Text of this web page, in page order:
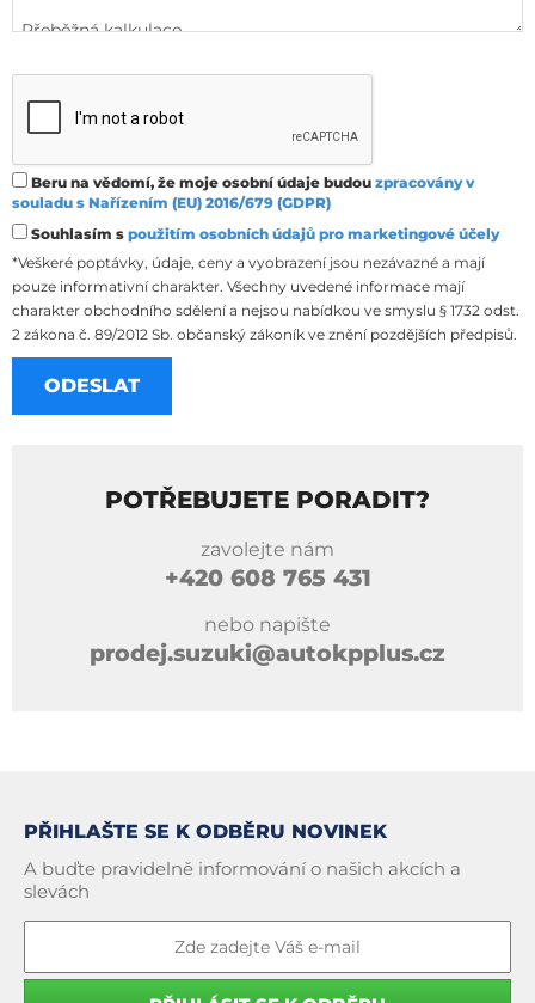
Beru na vědomí, že moje osobní údaje budou zpracovány v
souladu s Nařízením (EU) 2016/679 (GDPR)
Souhlasím s použitím osobních údajů pro marketingové účely
*Veškeré poptávky, údaje, ceny a vyobrazení jsou nezávazné a mají
pouze informativní charakter. Všechny uvedené informace mají
charakter obchodního sdělení a nejsou nabídkou ve smyslu § 1732 odst.
2 zákona č. 89/2012 Sb. občanský zákoník ve znění pozdějších předpisů.
POTŘEBUJETE PORADIT?
zavolejte nám
+420608 765 431
nebo napište
prodej.suzuki@autokpplus.cz
PŘIHLAŠTE SE K ODBĚRU NOVINEK
A buďte pravidelně informování o našich akcích a
slevách